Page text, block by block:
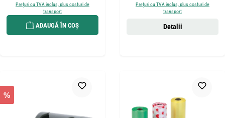
Prețuri cu TVA inclus, plus costuri de
transport
ADAUGĂ ÎN COȘ
Prețuri cu TVA inclus, plus costuri de
transport
Detalii
%